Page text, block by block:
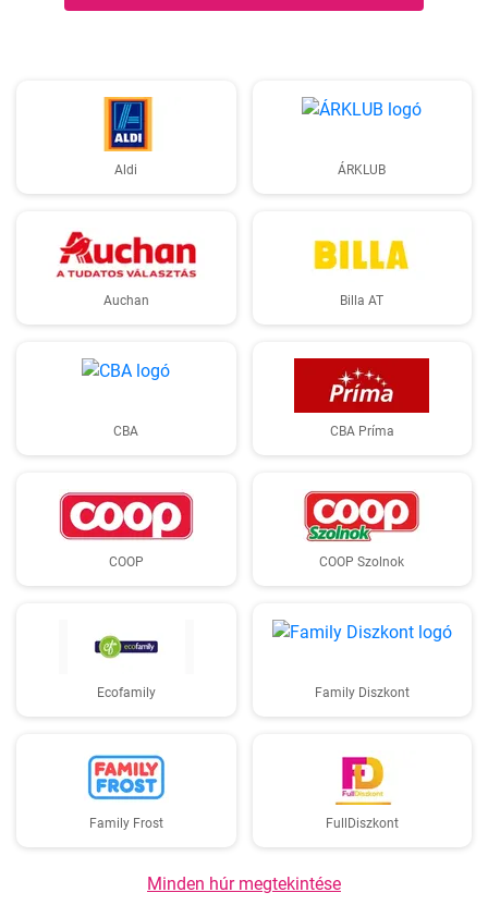
Aldi ÁRKLUB
Auchan Billa AT
CBA CBA Príma
COOP COOP Szolnok
Ecofamily Family Diszkont
Family Frost FullDiszkont
Minden húr megtekintése